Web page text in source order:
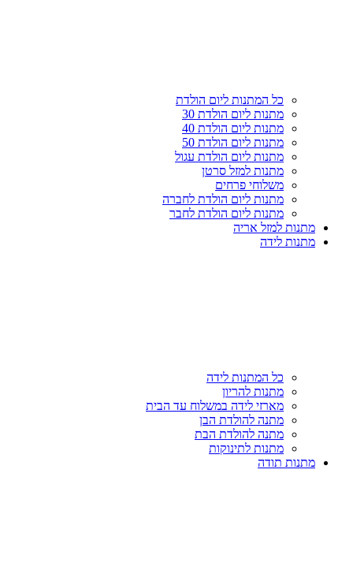
כל המתנות ליום הולדת
מתנות ליום הולדת 30
מתנות ליום הולדת 40
מתנות ליום הולדת 50
מתנות ליום הולדת עגול
מתנות למזל סרטן
משלוחי פרחים
מתנות ליום הולדת לחברה
מתנות ליום הולדת לחבר
מתנות למזל אריה
מתנות לידה
כל המתנות לידה
מתנות להריון
מארזי לידה במשלוח עד הבית
מתנה להולדת הבן
מתנה להולדת הבת
מתנות לתינוקות
מתנות תודה